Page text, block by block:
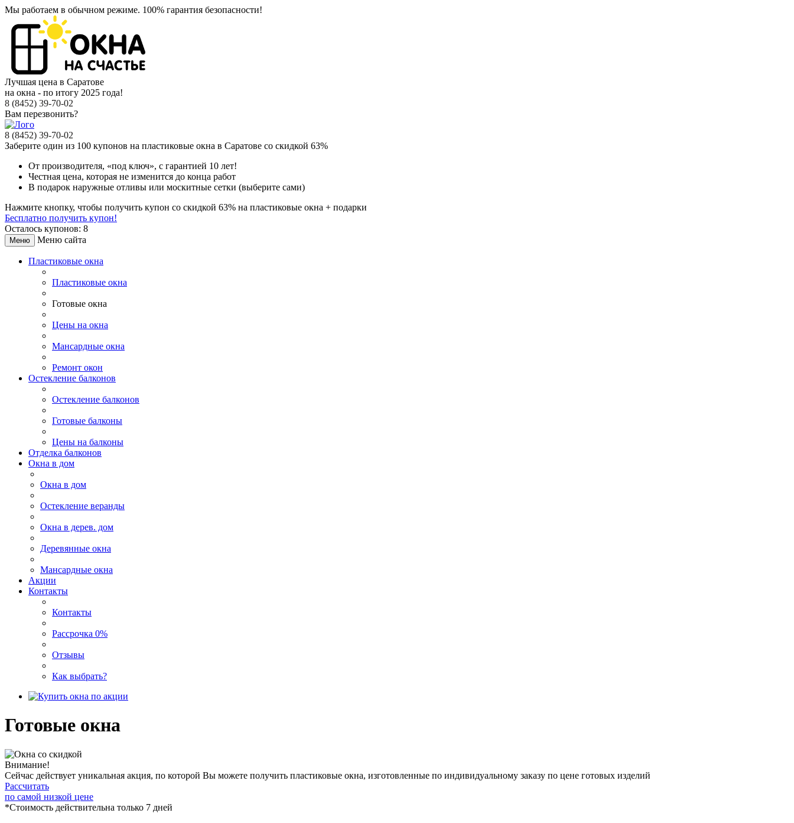
Мы работаем в обычном режиме. 100% гарантия безопасности!
Лучшая цена в Саратове
на окна - по итогу 2025 года!
8 (8452) 39-70-02
Вам перезвонить?
8 (8452) 39-70-02
Заберите один из 100 купонов на пластиковые окна в Саратове со скидкой 63%
От производителя, «под ключ», с гарантией 10 лет!
Честная цена, которая не изменится до конца работ
В подарок наружные отливы или москитные сетки (выберите сами)
Нажмите кнопку, чтобы получить купон со скидкой 63% на пластиковые окна + подарки
Бесплатно получить купон!
Осталось купонов: 8
Меню Меню сайта
Пластиковые окна
Пластиковые окна
Готовые окна
Цены на окна
Мансардные окна
Ремонт окон
Остекление балконов
Остекление балконов
Готовые балконы
Цены на балконы
Отделка балконов
Окна в дом
Окна в дом
Остекление веранды
Окна в дерев. дом
Деревянные окна
Мансардные окна
Акции
Контакты
Контакты
Рассрочка 0%
Отзывы
Как выбрать?
Готовые окна
Внимание!
Сейчас действует уникальная акция, по которой Вы можете получить пластиковые окна, изготовленные по индивидуальному заказу по цене готовых изделий
Рассчитать
по самой низкой цене
*Стоимость действительна только 7 дней